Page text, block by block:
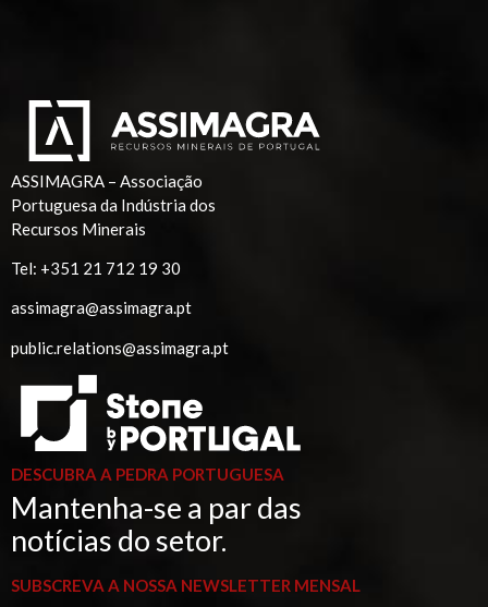
ASSIMAGRA – Associação
Portuguesa da Indústria dos
Recursos Minerais
Tel: +351 21 712 19 30
assimagra@assimagra.pt
public.relations@assimagra.pt
DESCUBRA A PEDRA PORTUGUESA
Mantenha-se a par das
notícias do setor.
SUBSCREVA A NOSSA NEWSLETTER MENSAL